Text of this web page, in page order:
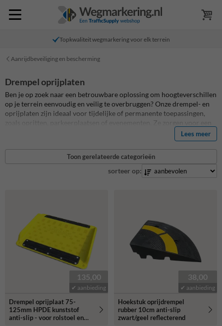
Topkwaliteit wegmarkering voor elk terrein
Aanrijdbeveiliging en bescherming
Drempel oprijplaten
Ben je op zoek naar een betrouwbare oplossing om hoogteverschillen
op je terrein eenvoudig en veilig te overbruggen? Onze drempel- en
oprijplaten zijn ideaal voor tijdelijke of permanente toepassingen,
zoals opritten, parkeerplaatsen of evenementen. Ze zorgen voor een
soepele doorgang voor voertuigen, rolcontainers en voetgangers.
Gemaakt van duurzaam materiaal, onderhoudsarm en snel te
plaatsen. Kies uit diverse maten en uitvoeringen voor elke situatie.
Lees meer
Toon gerelateerde categorieën
sorteer op:
135,00
✔ aanbieding
Drempel oprijplaat 75-
125mm HPDE kunststof
anti-slip - voor rolstoel en
38,00
✔ aanbieding
Hoekstuk oprijdrempel
rubber 10cm anti-slip
zwart/geel reflecterend